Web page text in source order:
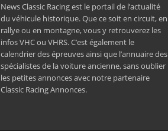
News Classic Racing est le portail de l’actualité
du véhicule historique. Que ce soit en circuit, en
rallye ou en montagne, vous y retrouverez les
infos VHC ou VHRS. C’est également le
calendrier des épreuves ainsi que l’annuaire des
spécialistes de la voiture ancienne, sans oublier
les petites annonces avec notre partenaire
Classic Racing Annonces.